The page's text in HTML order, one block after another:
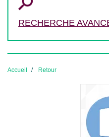
RECHERCHE
Accueil Retour